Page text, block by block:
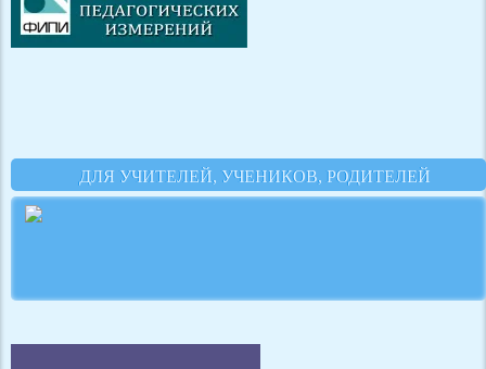
ДЛЯ УЧИТЕЛЕЙ, УЧЕНИКОВ, РОДИТЕЛЕЙ